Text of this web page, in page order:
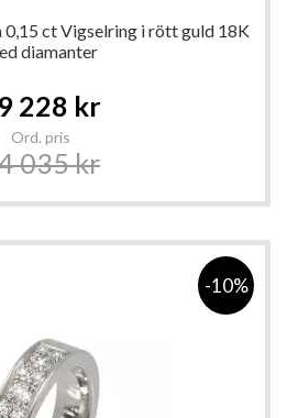
0,15 ct Vigselring i rött guld 18K
diamanter
228 kr
Ord. pris
035 kr
-10%